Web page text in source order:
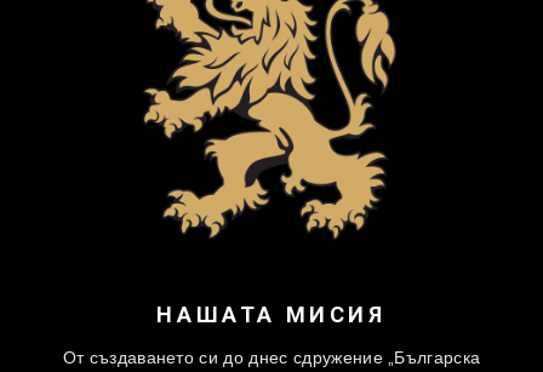
НАШАТА МИСИЯ
От създаването си до днес сдружение „Българска